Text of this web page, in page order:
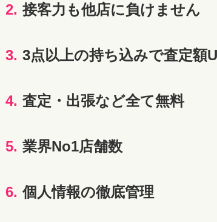
2. 接客力も他店に負けません
3. 3点以上の持ち込みで査定額
4. 査定・出張など全て無料
5. 業界No1店舗数
6. 個人情報の徹底管理